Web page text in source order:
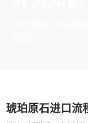
琥珀原石进口流